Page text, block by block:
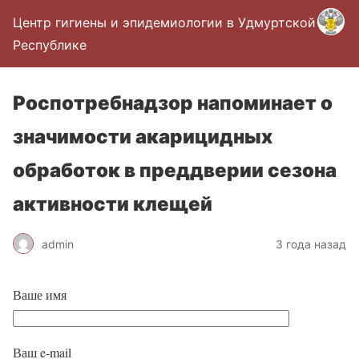
Центр гигиены и эпидемиологии в Удмуртской
Республике
Роспотребнадзор напоминает о
значимости акарицидных
обработок в преддверии сезона
активности клещей
admin 3 года назад
Ваше имя
Ваш e-mail